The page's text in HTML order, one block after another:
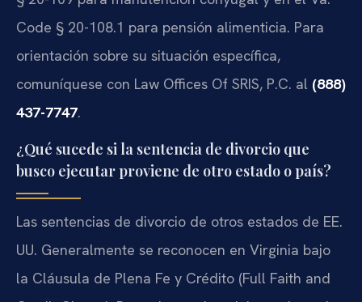
Code § 20-108.1 para pensión alimenticia. Para
orientación sobre su situación específica,
comuníquese con Law Offices Of SRIS, P.C. al (888)
437-7747.
¿Qué sucede si la sentencia de divorcio que
busco ejecutar proviene de otro estado o país?
Las sentencias de divorcio de otros estados de EE.
UU. Generalmente se reconocen en Virginia bajo
la Cláusula de Plena Fe y Crédito (Full Faith and